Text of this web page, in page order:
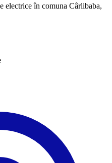
electrice în comuna Cârlibaba,